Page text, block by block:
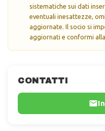
CONTATTI
sistematiche sui dati
eventuali inesattezze,
aggiornate. Il socio si
aggiornati e conformi